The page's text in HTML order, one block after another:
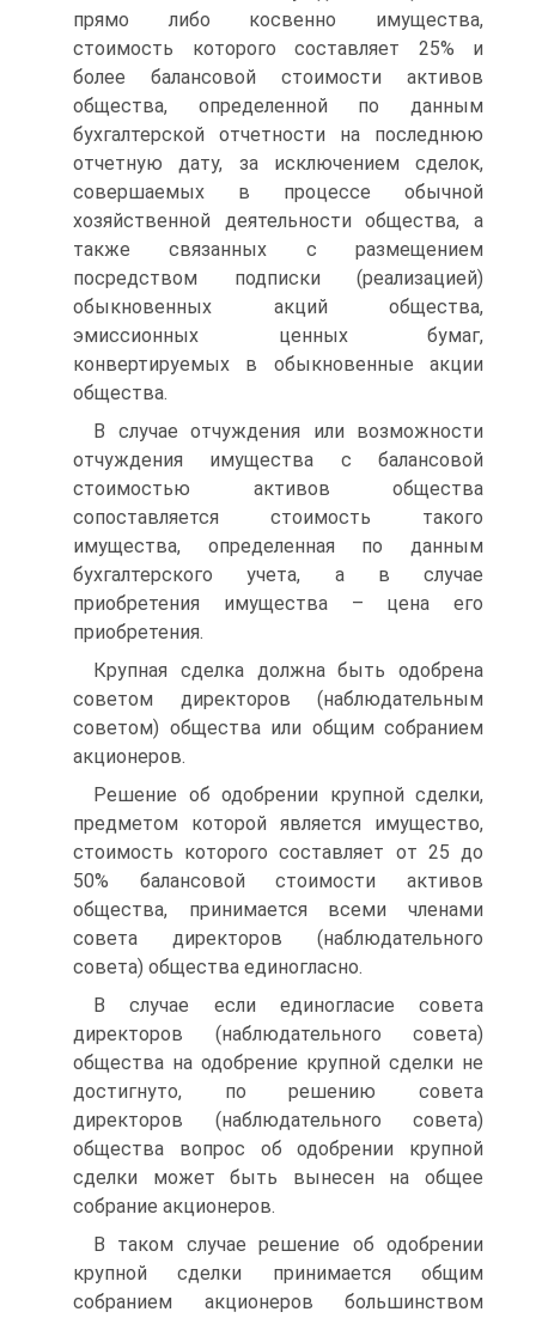
прямо либо косвенно имущества,
стоимость которого составляет 25% и
более балансовой стоимости активов
общества, определенной по данным
бухгалтерской отчетности на последнюю
отчетную дату, за исключением сделок,
совершаемых в процессе обычной
хозяйственной деятельности общества, а
также связанных с размещением
посредством подписки (реализацией)
обыкновенных акций общества,
эмиссионных ценных бумаг,
конвертируемых в обыкновенные акции
общества.
В случае отчуждения или возможности
отчуждения имущества с балансовой
стоимостью активов общества
сопоставляется стоимость такого
имущества, определенная по данным
бухгалтерского учета, а в случае
приобретения имущества – цена его
приобретения.
Крупная сделка должна быть одобрена
советом директоров (наблюдательным
советом) общества или общим собранием
акционеров.
Решение об одобрении крупной сделки,
предметом которой является имущество,
стоимость которого составляет от 25 до
50% балансовой стоимости активов
общества, принимается всеми членами
совета директоров (наблюдательного
совета) общества единогласно.
В случае если единогласие совета
директоров (наблюдательного совета)
общества на одобрение крупной сделки не
достигнуто, по решению совета
директоров (наблюдательного совета)
общества вопрос об одобрении крупной
сделки может быть вынесен на общее
собрание акционеров.
В таком случае решение об одобрении
крупной сделки принимается общим
собранием акционеров большинством